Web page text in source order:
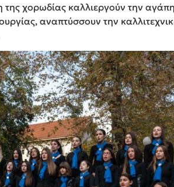
χορωδίας καλλιεργούν την
αναπτύσσουν την